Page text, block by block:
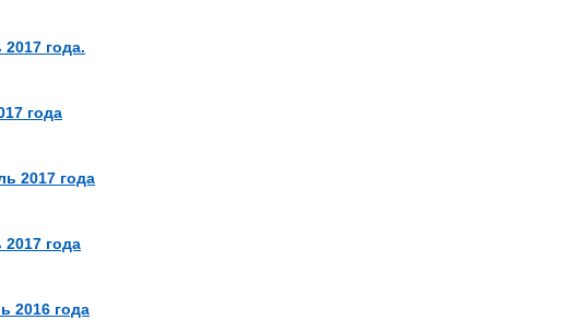
года.
года
2017 года
2017 года
2016 года